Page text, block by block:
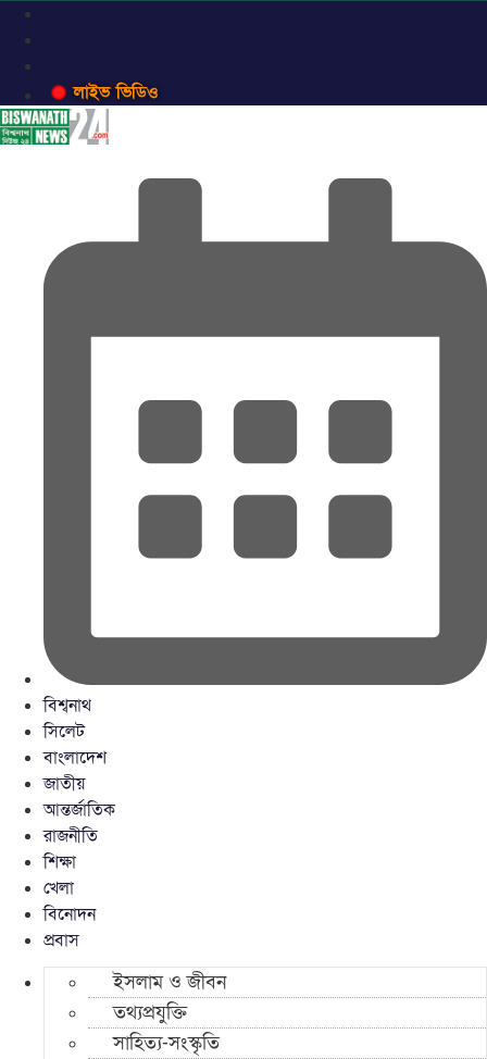
লাইভ ভিডিও
বিশ্বনাথ
সিলেট
বাংলাদেশ
জাতীয়
আন্তর্জাতিক
রাজনীতি
শিক্ষা
খেলা
বিনোদন
প্রবাস
ইসলাম ও জীবন
তথ্যপ্রযুক্তি
সাহিত্য-সংস্কৃতি